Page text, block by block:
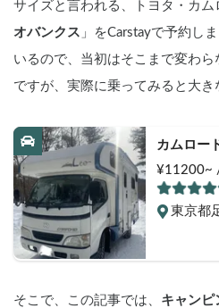
サイズと言われる、トヨタ・カム
オバンクス 」をCarstayで予約し
いるので、当初はそこまで変わ
ですが、実際に乗ってみると大き
カムロー
オバンク
¥11200~
東京都
そこで、この記事では、 キャンピ